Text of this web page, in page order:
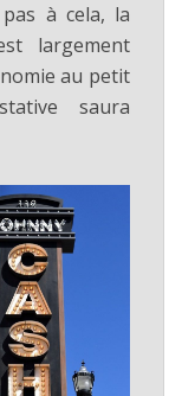
à cela, la
largement
au petit
saura